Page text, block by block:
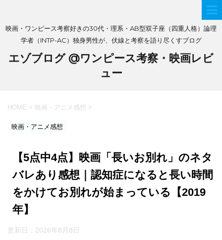
映画・ワンピース考察好きの30代・理系・AB型双子座（四重人格）論理
学者（INTP-AC）独身男性が、伏線と考察を語り尽くすブログ
エゾブログ @ワンピース考察・映画レビ
ュー
HOME > 映画・アニメ感想 >
映画・アニメ感想
【5点中4点】映画「長いお別れ」のネタ
バレあり感想｜認知症になると長い時間
をかけてお別れが始まっている【2019
年】
更新日： 2026年8月8日